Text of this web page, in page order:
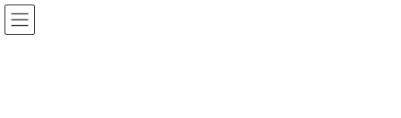
コ
ン
ナ
ビ